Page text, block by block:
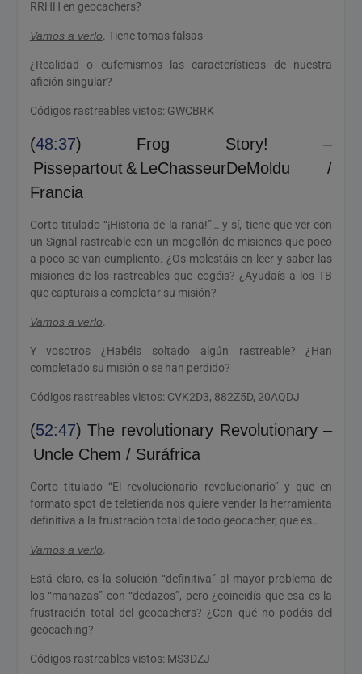
RRHH en geocachers?
Vamos a verlo. Tiene tomas falsas
¿Realidad o eufemismos las características de nuestra
afición singular?
Códigos rastreables vistos: GWCBRK
(48:37) Frog Story! –
Pissepartout & LeChasseurDeMoldu /
Francia
Corto titulado “¡Historia de la rana!”… y sí, tiene que ver con
un Signal rastreable con un mogollón de misiones que poco
a poco se van cumpliento. ¿Os molestáis en leer y saber las
misiones de los rastreables que cogéis? ¿Ayudaís a los TB
que capturais a completar su misión?
Vamos a verlo.
Y vosotros ¿Habéis soltado algún rastreable? ¿Han
completado su misión o se han perdido?
Códigos rastreables vistos: CVK2D3, 882Z5D, 20AQDJ
(52:47) The revolutionary Revolutionary –
Uncle Chem / Suráfrica
Corto titulado “El revolucionario revolucionario” y que en
formato spot de teletienda nos quiere vender la herramienta
definitiva a la frustración total de todo geocacher, que es…
Vamos a verlo.
Está claro, es la solución “definitiva” al mayor problema de
los “manazas” con “dedazos”, pero ¿coincidís que esa es la
frustración total del geocachers? ¿Con qué no podéis del
geocaching?
Códigos rastreables vistos: MS3DZJ